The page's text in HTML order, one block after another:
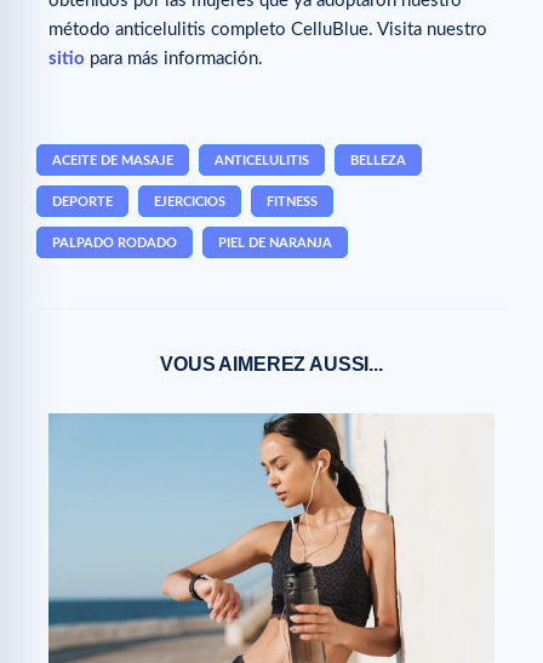
método anticelulitis completo CelluBlue. Visita nuestro
sitio para más información.
ACEITE DE MASAJE ANTICELULITIS BELLEZA
DEPORTE EJERCICIOS FITNESS
PALPADO RODADO PIEL DE NARANJA
VOUS AIMEREZ AUSSI...